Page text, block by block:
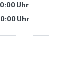
Uhr
Uhr